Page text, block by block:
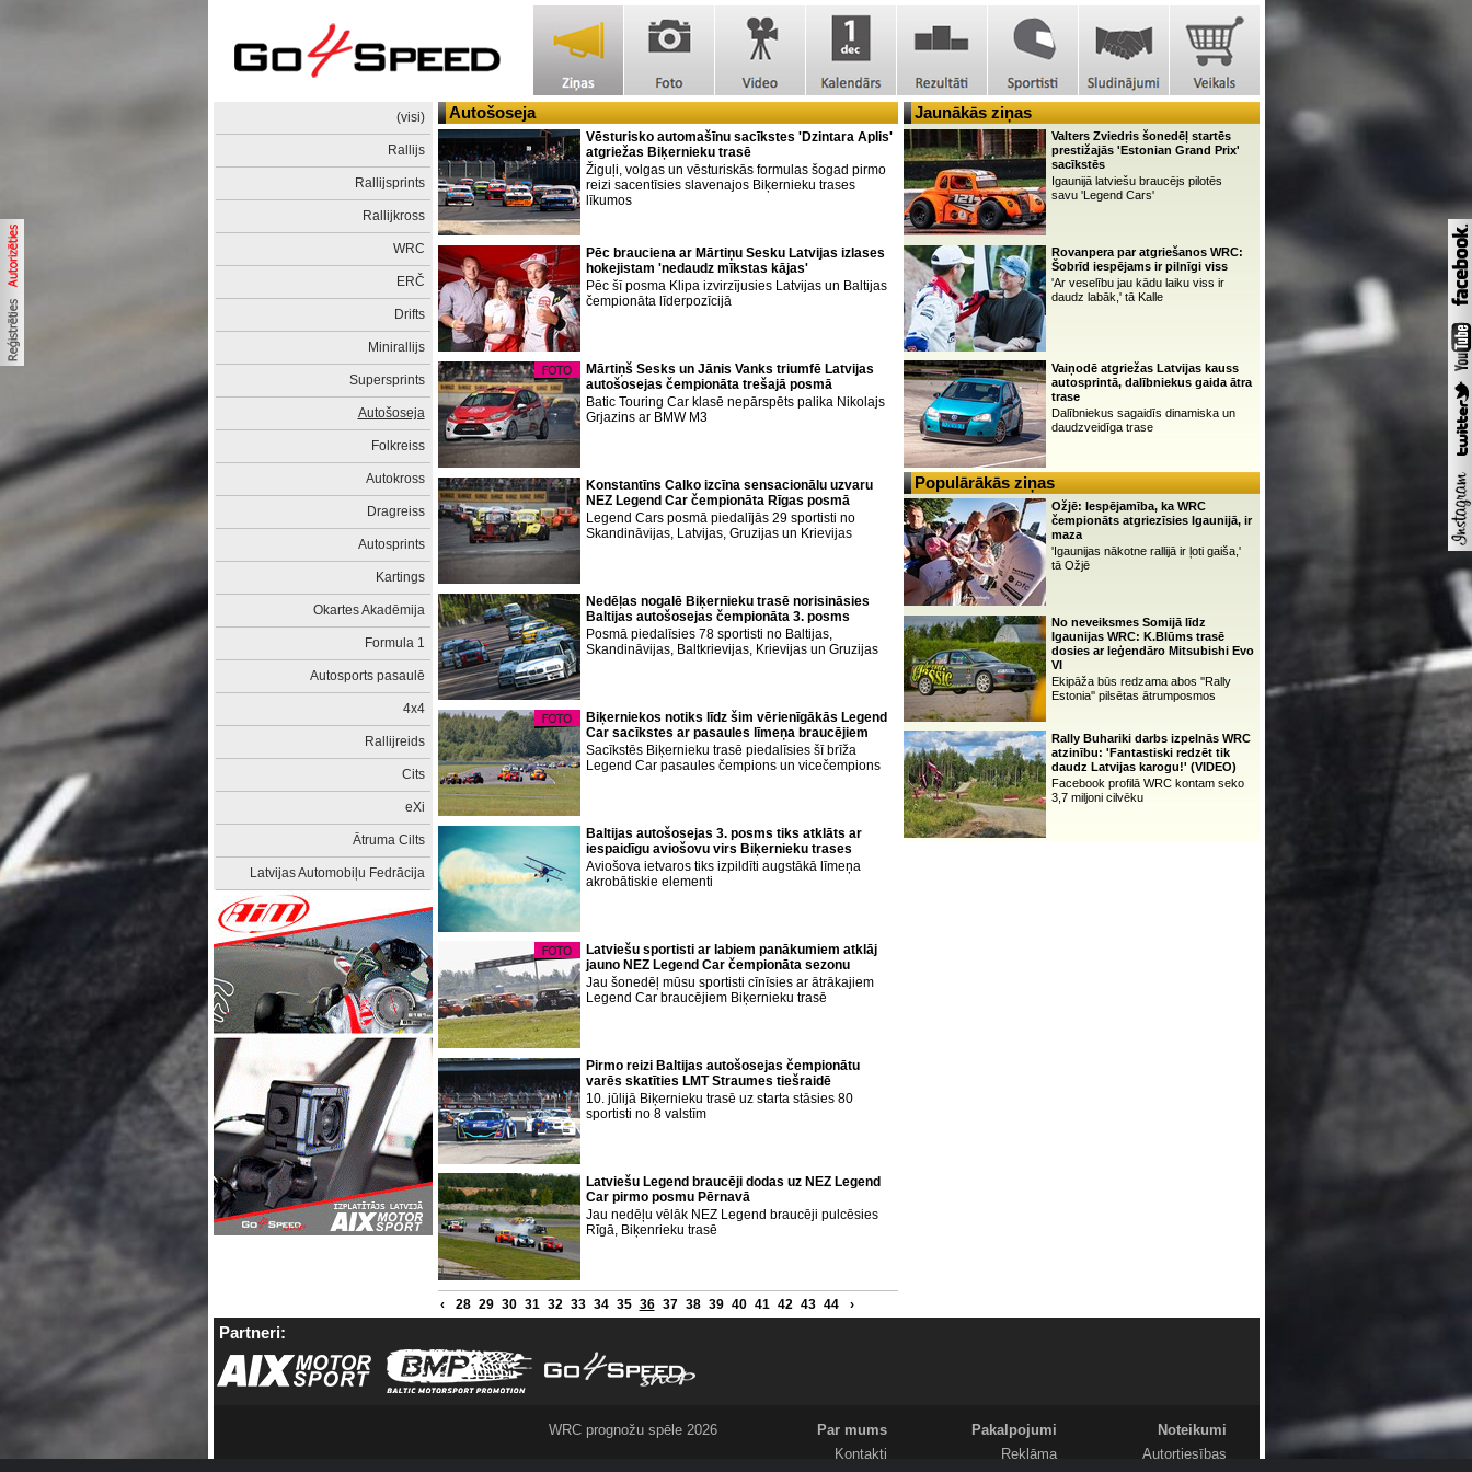
(visi)
Rallijs
Rallijsprints
Rallijkross
WRC
ERČ
Drifts
Minirallijs
Supersprints
Autošoseja
Folkreiss
Autokross
Dragreiss
Autosprints
Kartings
Okartes Akadēmija
Formula 1
Autosports pasaulē
4x4
Rallijreids
Cits
eXi
Ātruma Cilts
Latvijas Automobiļu Fedrācija
Autošoseja
Vēsturisko automašīnu sacīkstes 'Dzintara Aplis'
atgriežas Biķernieku trasē
Žiguļi, volgas un vēsturiskās formulas šogad pirmo
reizi sacentīsies slavenajos Biķernieku trases
līkumos
Pēc brauciena ar Mārtiņu Sesku Latvijas izlases
hokejistam 'nedaudz mīkstas kājas'
Pēc šī posma Klipa izvirzījusies Latvijas un Baltijas
čempionāta līderpozīcijā
Mārtiņš Sesks un Jānis Vanks triumfē Latvijas
autošosejas čempionāta trešajā posmā
Batic Touring Car klasē nepārspēts palika Nikolajs
Grjazins ar BMW M3
Konstantīns Calko izcīna sensacionālu uzvaru
NEZ Legend Car čempionāta Rīgas posmā
Legend Cars posmā piedalījās 29 sportisti no
Skandināvijas, Latvijas, Gruzijas un Krievijas
Nedēļas nogalē Biķernieku trasē norisināsies
Baltijas autošosejas čempionāta 3. posms
Posmā piedalīsies 78 sportisti no Baltijas,
Skandināvijas, Baltkrievijas, Krievijas un Gruzijas
Biķerniekos notiks līdz šim vērienīgākās Legend
Car sacīkstes ar pasaules līmeņa braucējiem
Sacīkstēs Biķernieku trasē piedalīsies šī brīža
Legend Car pasaules čempions un vicečempions
Baltijas autošosejas 3. posms tiks atklāts ar
iespaidīgu aviošovu virs Biķernieku trases
Aviošova ietvaros tiks izpildīti augstākā līmeņa
akrobātiskie elementi
Latviešu sportisti ar labiem panākumiem atklāj
jauno NEZ Legend Car čempionāta sezonu
Jau šonedēļ mūsu sportisti cīnīsies ar ātrākajiem
Legend Car braucējiem Biķernieku trasē
Pirmo reizi Baltijas autošosejas čempionātu
varēs skatīties LMT Straumes tiešraidē
10. jūlijā Biķernieku trasē uz starta stāsies 80
sportisti no 8 valstīm
Latviešu Legend braucēji dodas uz NEZ Legend
Car pirmo posmu Pērnavā
Jau nedēļu vēlāk NEZ Legend braucēji pulcēsies
Rīgā, Biķenrieku trasē
‹ 28 29 30 31 32 33 34 35 36 37 38 39 40 41 42 43 44 ›
Jaunākās ziņas
Valters Zviedris šonedēļ startēs
prestižajās 'Estonian Grand Prix'
sacīkstēs
Igaunijā latviešu braucējs pilotēs
savu 'Legend Cars'
Rovanpera par atgriešanos WRC:
Šobrīd iespējams ir pilnīgi viss
'Ar veselību jau kādu laiku viss ir
daudz labāk,' tā Kalle
Vaiņodē atgriežas Latvijas kauss
autosprintā, dalībniekus gaida ātra
trase
Dalībniekus sagaidīs dinamiska un
daudzveidīga trase
Populārākās ziņas
Ožjē: Iespējamība, ka WRC
čempionāts atgriezīsies Igaunijā, ir
maza
'Igaunijas nākotne rallijā ir ļoti gaiša,'
tā Ožjē
No neveiksmes Somijā līdz
Igaunijas WRC: K.Blūms trasē
dosies ar leģendāro Mitsubishi Evo
VI
Ekipāža būs redzama abos ''Rally
Estonia'' pilsētas ātrumposmos
Rally Buhariki darbs izpelnās WRC
atzinību: 'Fantastiski redzēt tik
daudz Latvijas karogu!' (VIDEO)
Facebook profilā WRC kontam seko
3,7 miljoni cilvēku
Partneri:
WRC prognožu spēle 2026
Par mums
Kontakti
Pakalpojumi
Reklāma
Noteikumi
Autortiesības